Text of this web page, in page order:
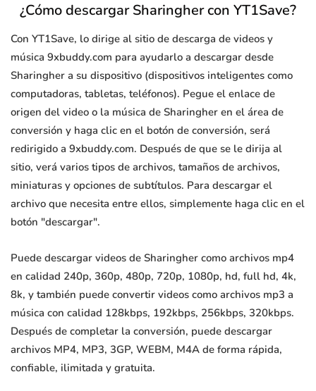
¿Cómo descargar Sharingher con YT1Save?
Con YT1Save, lo dirige al sitio de descarga de videos y
música 9xbuddy.com para ayudarlo a descargar desde
Sharingher a su dispositivo (dispositivos inteligentes como
computadoras, tabletas, teléfonos). Pegue el enlace de
origen del video o la música de Sharingher en el área de
conversión y haga clic en el botón de conversión, será
redirigido a 9xbuddy.com. Después de que se le dirija al
sitio, verá varios tipos de archivos, tamaños de archivos,
miniaturas y opciones de subtítulos. Para descargar el
archivo que necesita entre ellos, simplemente haga clic en el
botón "descargar".
Puede descargar videos de Sharingher como archivos mp4
en calidad 240p, 360p, 480p, 720p, 1080p, hd, full hd, 4k,
8k, y también puede convertir videos como archivos mp3 a
música con calidad 128kbps, 192kbps, 256kbps, 320kbps.
Después de completar la conversión, puede descargar
archivos MP4, MP3, 3GP, WEBM, M4A de forma rápida,
confiable, ilimitada y gratuita.